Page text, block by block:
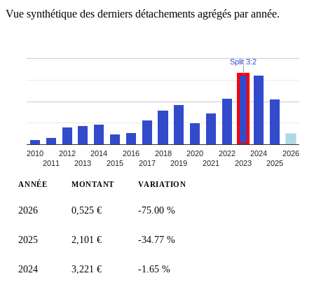
Vue synthétique des derniers détachements agrégés par année.
2010
2011
2012
2013
2014
2015
2016
2017
2018
2019
2020
2021
2022
2023
2024
2025
2026
Split 3:2
ANNÉE MONTANT VARIATION
2026 0,525 € -75.00 %
2025 2,101 € -34.77 %
2024 3,221 € -1.65 %